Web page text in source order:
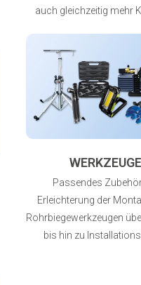
auch gleichzeitig mehr
WERKZEUGE
Passendes
Erleichterung der
Rohrbiegewerkzeugen
bis hin zu